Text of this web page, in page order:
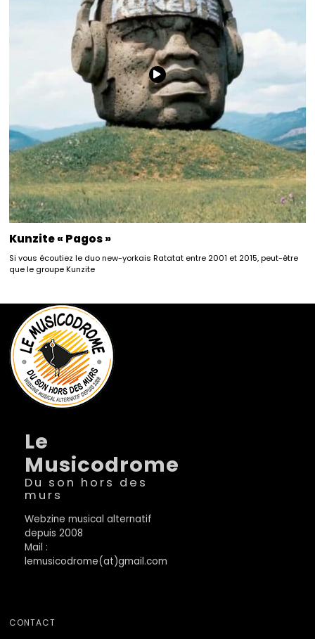
Kunzite « Pagos »
Si vous écoutiez le duo new-yorkais Ratatat entre 2001 et 2015, peut-être
que le groupe Kunzite
Le
Musicodrome
Du son hors des
murs
Webzine musical alternatif
depuis 2008
Mail :
lemusicodrome(at)gmail.com
CONTACT